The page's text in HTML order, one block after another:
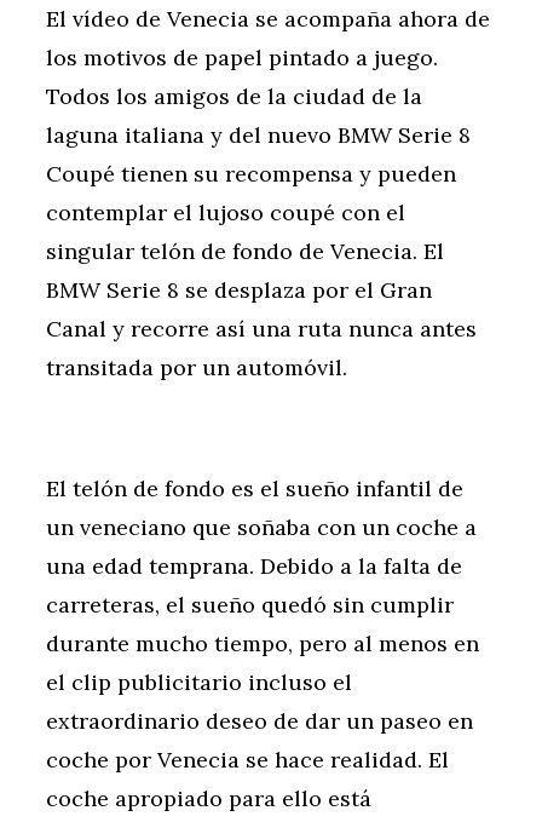
El vídeo de Venecia se acompaña ahora de
los motivos de papel pintado a juego.
Todos los amigos de la ciudad de la
laguna italiana y del nuevo BMW Serie 8
Coupé tienen su recompensa y pueden
contemplar el lujoso coupé con el
singular telón de fondo de Venecia. El
BMW Serie 8 se desplaza por el Gran
Canal y recorre así una ruta nunca antes
transitada por un automóvil.
El telón de fondo es el sueño infantil de
un veneciano que soñaba con un coche a
una edad temprana. Debido a la falta de
carreteras, el sueño quedó sin cumplir
durante mucho tiempo, pero al menos en
el clip publicitario incluso el
extraordinario deseo de dar un paseo en
coche por Venecia se hace realidad. El
coche apropiado para ello está